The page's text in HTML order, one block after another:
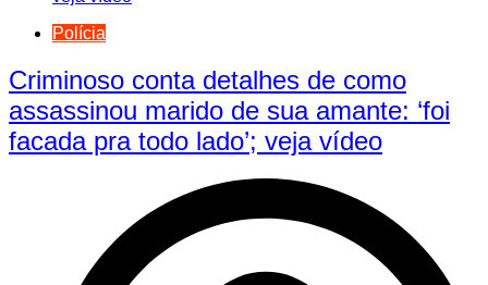
Polícia
Criminoso conta detalhes de como
assassinou marido de sua amante: ‘foi
facada pra todo lado’; veja vídeo